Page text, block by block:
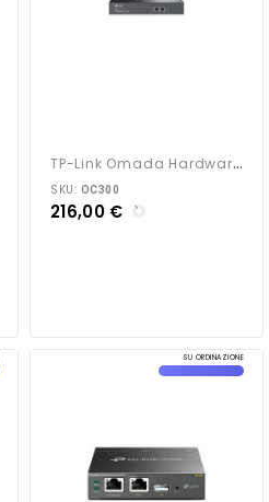
T
P-Link Omada Hardware...
SKU: OC300
216,00 €
SU ORDINAZIONE